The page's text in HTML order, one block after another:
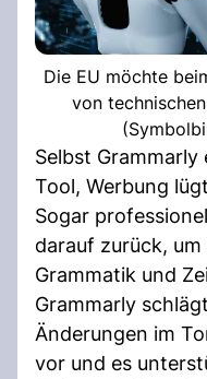
Die EU möchte
von
Selbst
Tool, Werbung
Sogar
darauf zurück,
Grammatik und
Grammarly
Änderungen im
vor und es